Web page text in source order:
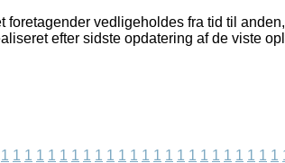
foretagender vedligeholdes fra tid til
efter sidste opdatering af de viste
1 1 1 1 1 1 1 1 1 1 1 1 1 1 1 1 1 1 1 1 1 1 1 1